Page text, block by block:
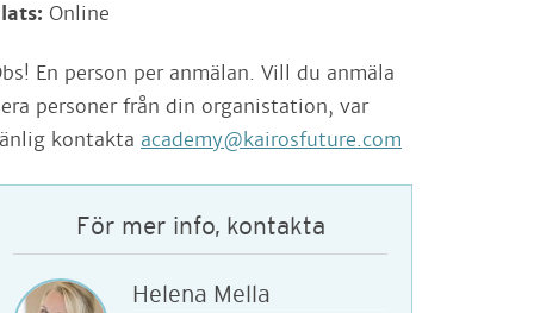
Online
En person per anmälan. Vill du anmäla
personer från din organistation, var
kontakta academy@kairosfuture.com
För mer info, kontakta
Helena Mella